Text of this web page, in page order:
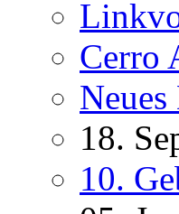
Cerro
18.
10.